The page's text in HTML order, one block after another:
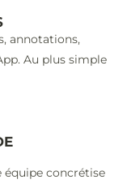
annotations,
Au plus simple
concrétise